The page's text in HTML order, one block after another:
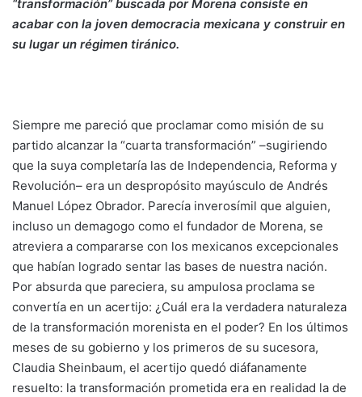
“transformación” buscada por Morena consiste en
acabar con la joven democracia mexicana y construir en
su lugar un régimen tiránico.
Siempre me pareció que proclamar como misión de su
partido alcanzar la “cuarta transformación” –sugiriendo
que la suya completaría las de Independencia, Reforma y
Revolución– era un despropósito mayúsculo de Andrés
Manuel López Obrador. Parecía inverosímil que alguien,
incluso un demagogo como el fundador de Morena, se
atreviera a compararse con los mexicanos excepcionales
que habían logrado sentar las bases de nuestra nación.
Por absurda que pareciera, su ampulosa proclama se
convertía en un acertijo: ¿Cuál era la verdadera naturaleza
de la transformación morenista en el poder? En los últimos
meses de su gobierno y los primeros de su sucesora,
Claudia Sheinbaum, el acertijo quedó diáfanamente
resuelto: la transformación prometida era en realidad la de